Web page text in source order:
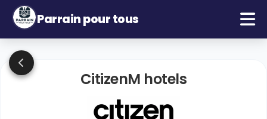
Parrain pour tous
CitizenM hotels